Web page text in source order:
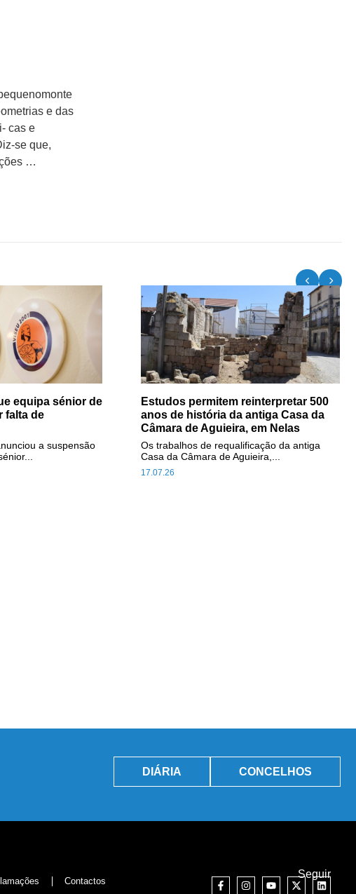
e das
cas e
se que,
…
equipa sénior de
falta de
a suspensão
Estudos permitem reinterpretar 500
anos de história da antiga Casa da
Câmara de Aguieira, em Nelas
17.07.26
Os trabalhos de requalificação da antiga
Casa da Câmara de Aguieira,...
DIÁRIA CONCELHOS
Contactos
Seguir